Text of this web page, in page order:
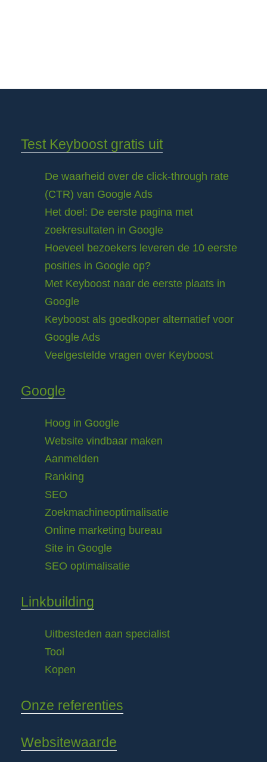
Test Keyboost gratis uit
De waarheid over de click-through rate
(CTR) van Google Ads
Het doel: De eerste pagina met
zoekresultaten in Google
Hoeveel bezoekers leveren de 10 eerste
posities in Google op?
Met Keyboost naar de eerste plaats in
Google
Keyboost als goedkoper alternatief voor
Google Ads
Veelgestelde vragen over Keyboost
Google
Hoog in Google
Website vindbaar maken
Aanmelden
Ranking
SEO
Zoekmachineoptimalisatie
Online marketing bureau
Site in Google
SEO optimalisatie
Linkbuilding
Uitbesteden aan specialist
Tool
Kopen
Onze referenties
Websitewaarde